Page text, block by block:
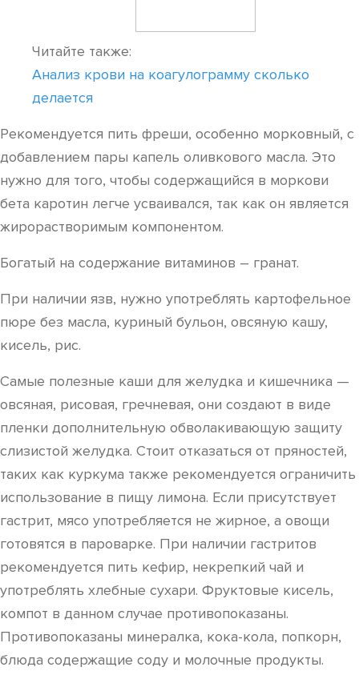
Читайте также:
Анализ крови на коагулограмму сколько
делается
Рекомендуется пить фреши, особенно морковный, с
добавлением пары капель оливкового масла. Это
нужно для того, чтобы содержащийся в моркови
бета каротин легче усваивался, так как он является
жирорастворимым компонентом.
Богатый на содержание витаминов – гранат.
При наличии язв, нужно употреблять картофельное
пюре без масла, куриный бульон, овсяную кашу,
кисель, рис.
Самые полезные каши для желудка и кишечника —
овсяная, рисовая, гречневая, они создают в виде
пленки дополнительную обволакивающую защиту
слизистой желудка. Стоит отказаться от пряностей,
таких как куркума также рекомендуется ограничить
использование в пищу лимона. Если присутствует
гастрит, мясо употребляется не жирное, а овощи
готовятся в пароварке. При наличии гастритов
рекомендуется пить кефир, некрепкий чай и
употреблять хлебные сухари. Фруктовые кисель,
компот в данном случае противопоказаны.
Противопоказаны минералка, кока-кола, попкорн,
блюда содержащие соду и молочные продукты.